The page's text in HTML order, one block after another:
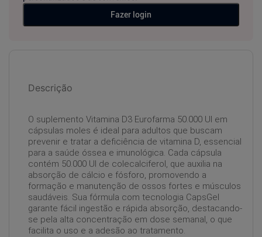
Fazer login
Descrição
O suplemento Vitamina D3 Eurofarma 50.000 UI em
cápsulas moles é ideal para adultos que buscam
prevenir e tratar a deficiência de vitamina D, essencial
para a saúde óssea e imunológica. Cada cápsula
contém 50.000 UI de colecalciferol, que auxilia na
absorção de cálcio e fósforo, promovendo a
formação e manutenção de ossos fortes e músculos
saudáveis. Sua fórmula com tecnologia CapsGel
garante fácil ingestão e rápida absorção, destacando-
se pela alta concentração em dose semanal, o que
facilita o uso e a adesão ao tratamento.